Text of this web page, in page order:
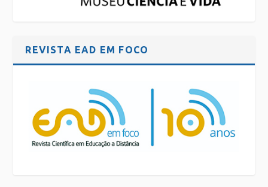
REVISTA EAD EM FOCO